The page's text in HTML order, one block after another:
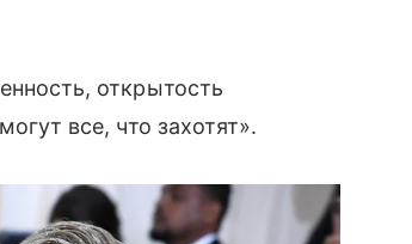
открытость
все, что захотят».